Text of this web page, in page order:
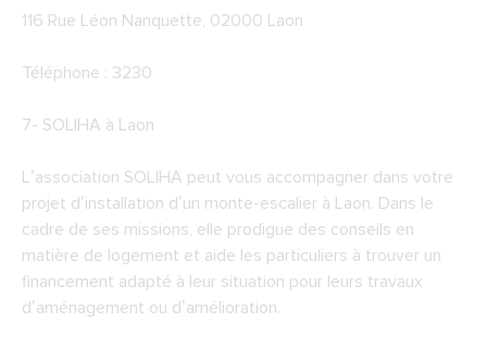
116 Rue Léon Nanquette, 02000 Laon
Téléphone : 3230
7- SOLIHA à Laon
L’association SOLIHA peut vous accompagner dans votre
projet d’installation d’un monte-escalier à Laon. Dans le
cadre de ses missions, elle prodigue des conseils en
matière de logement et aide les particuliers à trouver un
financement adapté à leur situation pour leurs travaux
d’aménagement ou d’amélioration.